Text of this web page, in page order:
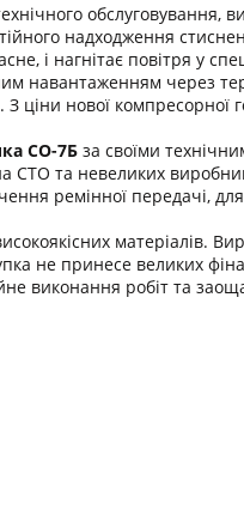
надходження
і нагнітає повітря у
навантаженням через
нової компресорної
СО-7Б за своїми
та невеликих
ремінної передачі,
матеріалів.
не принесе великих
виконання робіт та